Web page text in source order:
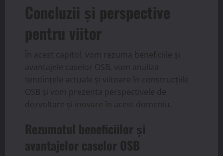
Concluzii și perspective
pentru viitor
În acest capitol, vom rezuma beneficiile și
avantajele caselor OSB, vom analiza
tendințele actuale și viitoare în construcțiile
OSB și vom prezenta perspectivele de
dezvoltare și inovare în acest domeniu.
Rezumatul beneficiilor și
avantajelor caselor OSB